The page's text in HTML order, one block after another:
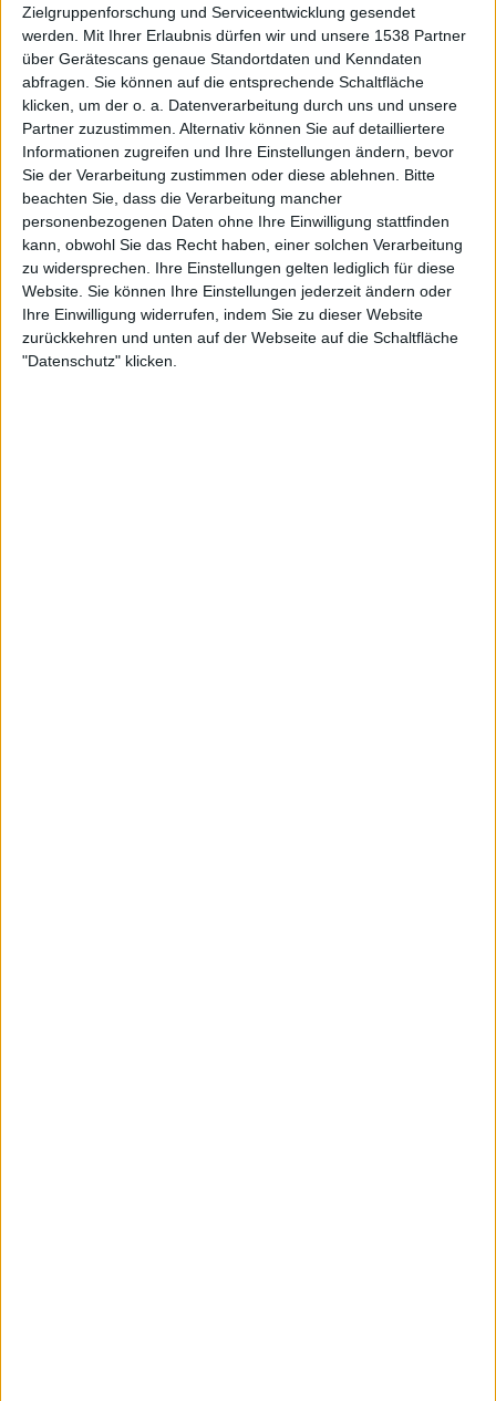
Zielgruppenforschung und Serviceentwicklung gesendet
werden.
Mit Ihrer Erlaubnis dürfen wir und unsere 1538 Partner
über Gerätescans genaue Standortdaten und Kenndaten
abfragen. Sie können auf die entsprechende Schaltfläche
klicken, um der o. a. Datenverarbeitung durch uns und unsere
Partner zuzustimmen. Alternativ können Sie auf detailliertere
Informationen zugreifen und Ihre Einstellungen ändern, bevor
Sie der Verarbeitung zustimmen oder diese ablehnen.
Bitte
beachten Sie, dass die Verarbeitung mancher
personenbezogenen Daten ohne Ihre Einwilligung stattfinden
kann, obwohl Sie das Recht haben, einer solchen Verarbeitung
zu widersprechen. Ihre Einstellungen gelten lediglich für diese
Website. Sie können Ihre Einstellungen jederzeit ändern oder
Ihre Einwilligung widerrufen, indem Sie zu dieser Website
zurückkehren und unten auf der Webseite auf die Schaltfläche
"Datenschutz" klicken.
Aktuell
Black Listed Friday – Die 6+6+6 der Woche
Vocals sind wichtig: Hier kommen Stars, Statements und Stammhalter des